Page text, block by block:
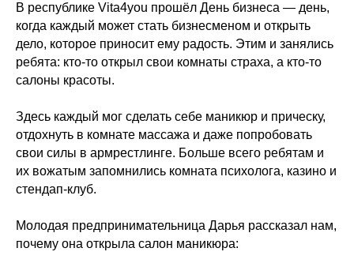
В республике Vita4you прошёл День бизнеса — день,
когда каждый может стать бизнесменом и открыть
дело, которое приносит ему радость. Этим и занялись
ребята: кто-то открыл свои комнаты страха, а кто-то
салоны красоты.
Здесь каждый мог сделать себе маникюр и прическу,
отдохнуть в комнате массажа и даже попробовать
свои силы в армрестлинге. Больше всего ребятам и
их вожатым запомнились комната психолога, казино и
стендап-клуб.
Молодая предпринимательница Дарья рассказал нам,
почему она открыла салон маникюра: